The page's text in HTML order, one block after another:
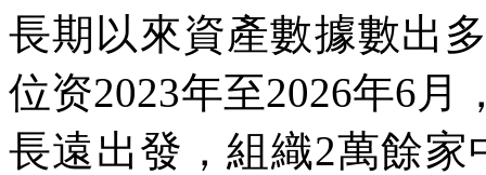
長期以來資產數據數出
位资2023年至2026年6月
長遠出發，組織2萬餘